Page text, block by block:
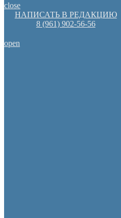
close
НАПИСАТЬ В РЕДАКЦИЮ
8 (961) 902-56-56
open